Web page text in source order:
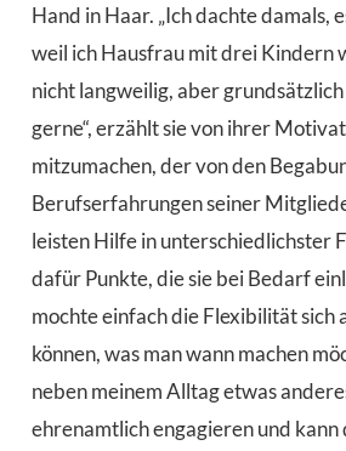
Hand in Haar. „Ich dachte damals,
weil ich Hausfrau mit drei Kindern
nicht langweilig, aber
gerne“, erzählt sie von ihrer
mitzumachen, der von den
Berufserfahrungen seiner
leisten Hilfe in unterschiedlichster
dafür Punkte, die sie bei Bedarf
mochte einfach die Flexibilität sich
können, was man wann machen
neben meinem Alltag etwas
ehrenamtlich engagieren und kann